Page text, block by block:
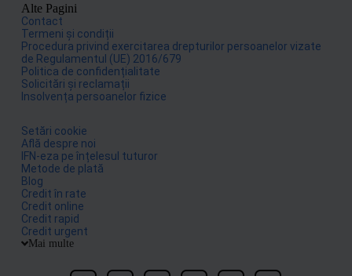
Alte Pagini
Contact
Termeni și condiții
Procedura privind exercitarea drepturilor persoanelor vizate
de Regulamentul (UE) 2016/679
Politica de confidențialitate
Solicitări și reclamații
Insolvența persoanelor fizice
Setări cookie
Află despre noi
IFN-eza pe înțelesul tuturor
Metode de plată
Blog
Credit în rate
Credit online
Credit rapid
Credit urgent
Mai multe